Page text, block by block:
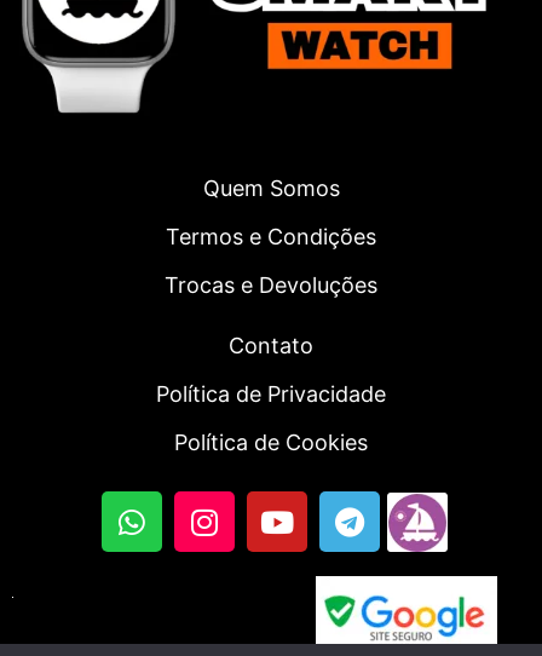
Quem Somos
Termos e Condições
Trocas e Devoluções
Contato
Política de Privacidade
Política de Cookies